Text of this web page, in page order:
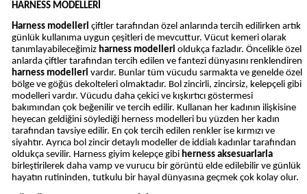
HARNESS MODELLERİ
Harness modelleri çiftler tarafından özel anlarında tercih edilirken artık
günlük kullanıma uygun çeşitleri de mevcuttur. Vücut kemeri olarak
tanımlayabileceğimiz harness modelleri oldukça fazladır. Öncelikle özel
anlarda çiftler tarafından tercih edilen ve fantezi dünyasını renklendiren
harness modelleri vardır. Bunlar tüm vücudu sarmakta ve genelde özel
bölge ve göğüs dekolteleri olmaktadır. Bol zincirli, zincirsiz, kelepçeli gibi
modelleri vardır. Vücudu daha çekici ve kışkırtıcı göstermesi
bakımından çok beğenilir ve tercih edilir. Kullanan her kadının ilişkisine
heyecan geldiğini söylediği herness modelleri bu yüzden her kadın
tarafından tavsiye edilir. En çok tercih edilen renkler ise kırmızı ve
siyahtır. Ayrıca bol zincir detaylı modeller de iddialı kadınlar tarafından
oldukça sevilir. Harness giyim kelepçe gibi herness aksesuarlarla
birleştirilerek daha vamp ve vurucu bir görüntü elde edilebilir ve günlük
hayatın rutininden, tutkulu bir hayal dünyasına geçmek çok kolay olur.